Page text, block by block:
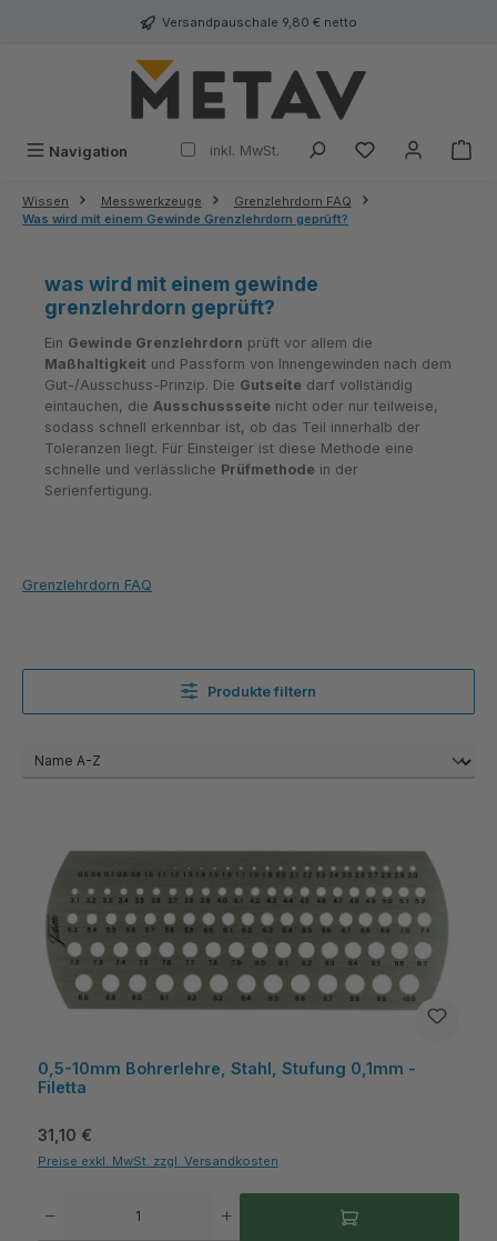
Versandpauschale 9,80 € netto
Navigation inkl. MwSt.
Wissen Messwerkzeuge
Grenzlehrdorn FAQ
Was wird mit einem Gewinde Grenzlehrdorn geprüft?
was wird mit einem gewinde
grenzlehrdorn geprüft?
Ein Gewinde Grenzlehrdorn prüft vor allem die
Maßhaltigkeit und Passform von Innengewinden nach dem
Gut-/Ausschuss-Prinzip. Die Gutseite darf vollständig
eintauchen, die Ausschussseite nicht oder nur teilweise,
sodass schnell erkennbar ist, ob das Teil innerhalb der
Toleranzen liegt. Für Einsteiger ist diese Methode eine
schnelle und verlässliche Prüfmethode in der
Serienfertigung.
Grenzlehrdorn FAQ
Produkte filtern
0,5-10mm Bohrerlehre, Stahl, Stufung 0,1mm -
Filetta
Regulärer Preis:
31,10 €
Preise exkl. MwSt. zzgl. Versandkosten